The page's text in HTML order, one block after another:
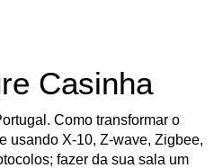
Casinha
Como transformar o
usando X-10, Z-wave, Zigbee,
fazer da sua sala um